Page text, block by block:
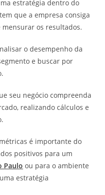
estratégia dentro do
que a empresa consiga
os resultados.
o desempenho da
e buscar por
seu negócio compreenda
realizando cálculos e
é importante do
positivos para um
Paulo ou para o ambiente
estratégia